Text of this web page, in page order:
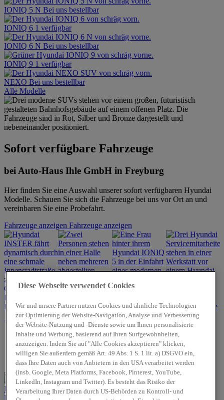
IONIQ 5 N Bei uns bestellbar
IONIQ 6 1 verfügbar
IONIQ 6 N Bei uns bestellbar
IONIQ 9 1 verfügbar
NEXO Bei uns bestellbar
Alle Modelle
Sofort verfügbare Fahrzeuge
bei Auto-Haus Ihle GmbH in Freyburg
Hier finden Sie eine Auswahl unserer sofort verfügbaren Hyundai
Modelle. Schauen Sie sich die Fahrzeuge bei uns vor Ort an und
vereinbaren Sie eine Probefahrt.
Fahrzeuge anzeigen Fahrzeuge anzeigen
Hyundai
INSTER
Hyundai
Promise –
Geprüfte
Gebrauchtwagen
GewerbekundenWerkstattservice
Hyundai INSTER
Diese Webseite verwendet Cookies
Wir und unsere Partner nutzen Cookies und ähnliche Technologien
zur Optimierung der Website-Navigation, Analyse und Verbesserung
der Website-Nutzung und -Dienste sowie um Ihnen personalisierte
Inhalte und Werbung, basierend auf Ihren Surfgewohnheiten,
anzuzeigen. Indem Sie auf "Alle Cookies akzeptieren" klicken,
willigen Sie außerdem gemäß Art. 49 Abs. 1 S. 1 lit. a) DSGVO ein,
dass Ihre Daten auch von Anbietern in den USA verarbeitet werden
(insb. Google, Meta Platforms, Facebook, Pinterest, YouTube,
LinkedIn, Instagram und Twitter). Es besteht das Risiko der
Verarbeitung Ihrer Daten durch US-Behörden zu Kontroll- und